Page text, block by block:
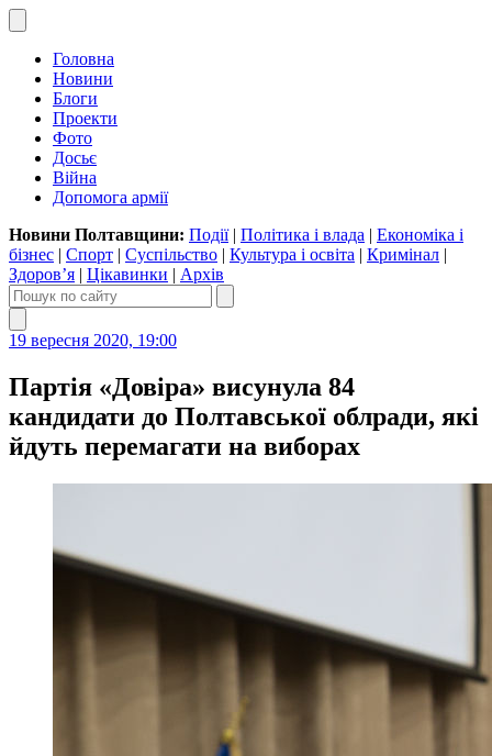
Головна
Новини
Блоги
Проекти
Фото
Досьє
Війна
Допомога армії
Новини Полтавщини: Події| Політика і влада | Економіка і
бізнес | Спорт | Суспільство | Культура і освіта | Кримінал |
Здоров’я | Цікавинки | Архів
19 вересня 2020, 19:00
Партія «Довіра» висунула 84
кандидати до Полтавської облради, які
йдуть перемагати на виборах